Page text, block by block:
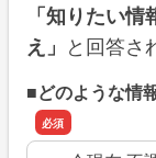
「知りたい
え」 と回答さ
■どのような情